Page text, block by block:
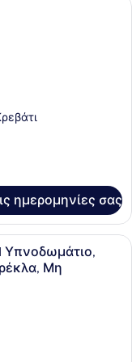
ημερομηνίες σας
ξενοδοχείου με ένα
Υπνοδωμάτιο,
Μη